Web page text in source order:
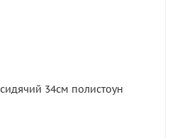
34см полистоун